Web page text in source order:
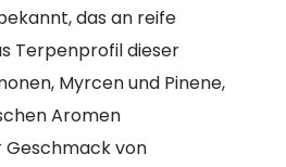
das an reife
Terpenprofil dieser
Myrcen und Pinene,
Aromen
von